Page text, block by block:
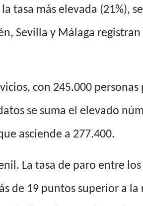
tasa más elevada (21%),
Sevilla y Málaga
con 245.000 personas
se suma el elevado
asciende a 277.400.
La tasa de paro entre
de 19 puntos superior a